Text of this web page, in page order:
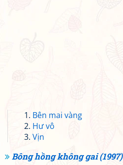
Bên mai vàng
Hư vô
Vịn
Bông hồng không gai (1997)